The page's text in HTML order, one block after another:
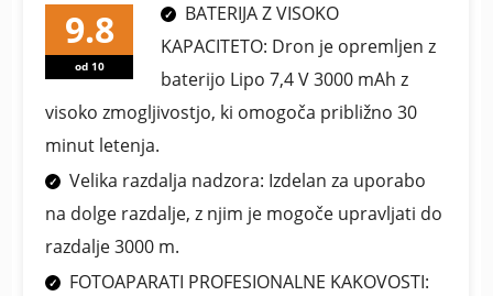
od 10
BATERIJA Z VISOKO
KAPACITETO: Dron je opremljen z
baterijo Lipo 7,4 V 3000 mAh z
visoko zmogljivostjo, ki omogoča približno 30
minut letenja.
Velika razdalja nadzora: Izdelan za uporabo
na dolge razdalje, z njim je mogoče upravljati do
razdalje 3000 m.
FOTOAPARATI PROFESIONALNE KAKOVOSTI: